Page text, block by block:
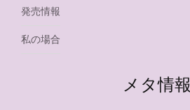
発売情報
私の場合
メタ情報